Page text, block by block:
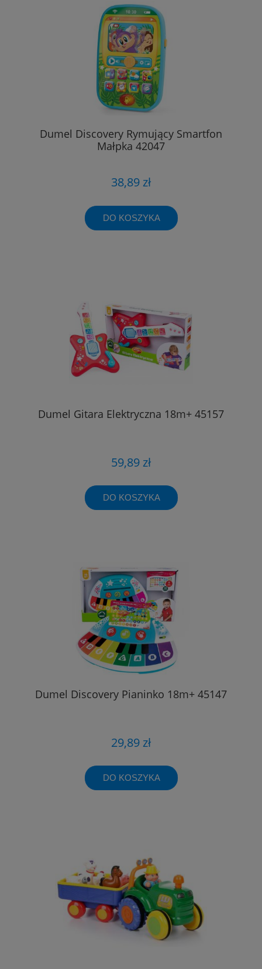
Dumel Discovery Rymujący Smartfon
Małpka 42047
38,89 zł
DO KOSZYKA
Dumel Gitara Elektryczna 18m+ 45157
59,89 zł
DO KOSZYKA
Dumel Discovery Pianinko 18m+ 45147
29,89 zł
DO KOSZYKA